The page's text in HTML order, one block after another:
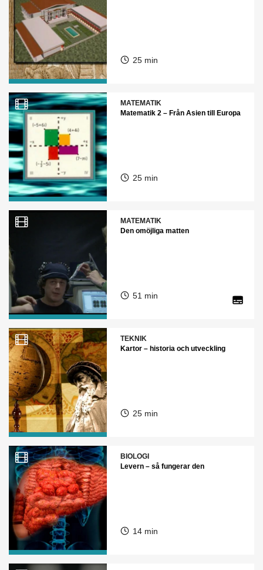
25 min
MATEMATIK
Matematik 2 – Från Asien till Europa
25 min
MATEMATIK
Den omöjliga matten
51 min
TEKNIK
Kartor – historia och utveckling
25 min
BIOLOGI
Levern – så fungerar den
14 min